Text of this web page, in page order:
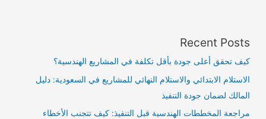
Recent Posts
كيف تحقق أعلى جودة بأقل تكلفة في المشاريع الهندسية؟
الاستلام الابتدائي والاستلام النهائي للمشاريع في السعودية: دليل
المالك لضمان جودة التنفيذ
مراجعة المخططات الهندسية قبل التنفيذ: كيف تتجنب الأخطاء